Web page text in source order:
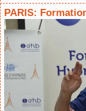
PARIS: